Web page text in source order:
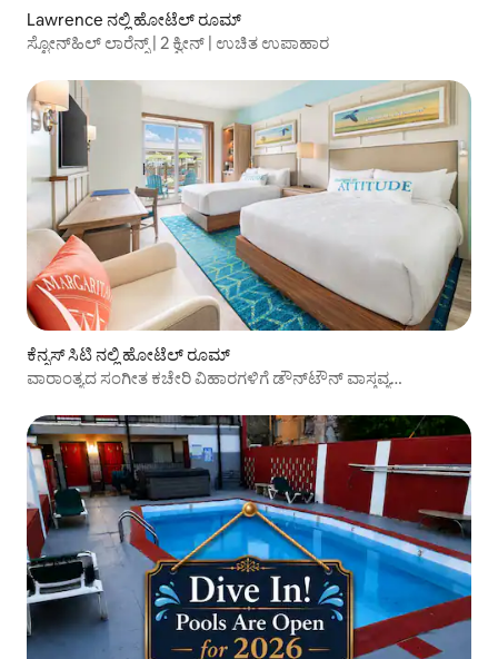
Lawrence ನಲ್ಲಿ ಹೋಟೆಲ್ ರೂಮ್
ಸ್ಟೋನ್‌ಹಿಲ್ ಲಾರೆನ್ಸ್ | 2 ಕ್ವೀನ್ | ಉಚಿತ ಉಪಾಹಾರ
ಕೆನ್ಸಸ್ ಸಿಟಿ ನಲ್ಲಿ ಹೋಟೆಲ್ ರೂಮ್
ವಾರಾಂತ್ಯದ ಸಂಗೀತ ಕಚೇರಿ ವಿಹಾರಗಳಿಗೆ ಡೌನ್‌ಟೌನ್ ವಾಸ್ತವ್ಯ